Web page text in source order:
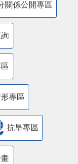
關係公開專區
專區
抗旱專區